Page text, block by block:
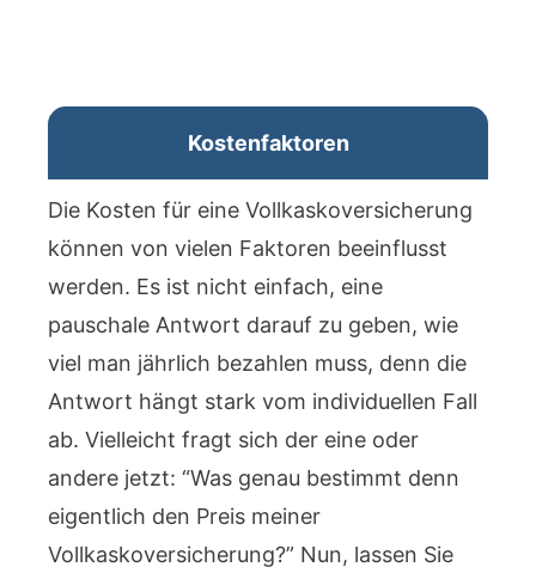
Kostenfaktoren
Die Kosten für eine Vollkaskoversicherung
können von vielen Faktoren beeinflusst
werden. Es ist nicht einfach, eine
pauschale Antwort darauf zu geben, wie
viel man jährlich bezahlen muss, denn die
Antwort hängt stark vom individuellen Fall
ab. Vielleicht fragt sich der eine oder
andere jetzt: “Was genau bestimmt denn
eigentlich den Preis meiner
Vollkaskoversicherung?” Nun, lassen Sie